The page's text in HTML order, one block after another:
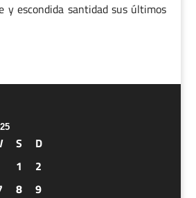
y escondida santidad sus últimos
S
D
1
2
8
9